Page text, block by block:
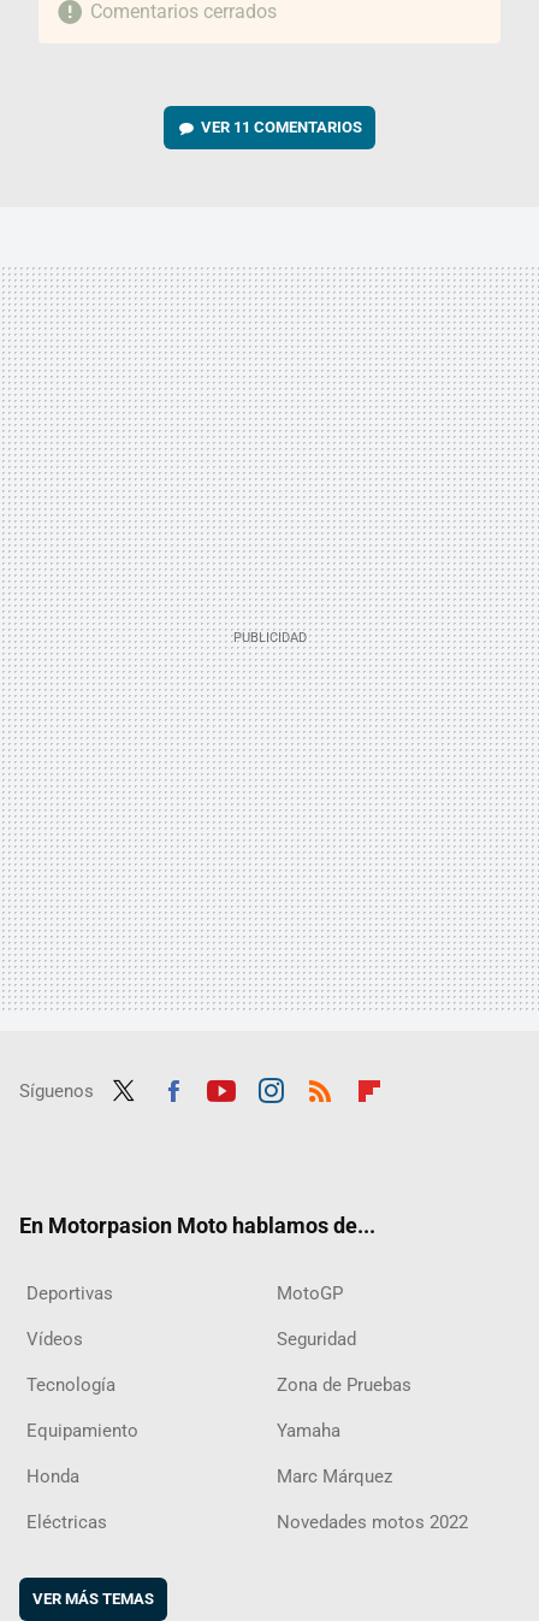
Comentarios cerrados
VER 11 COMENTARIOS
Síguenos
En Motorpasion Moto hablamos de...
Deportivas MotoGP
Vídeos Seguridad
Tecnología Zona de Pruebas
Equipamiento Yamaha
Honda Marc Márquez
Eléctricas Novedades motos 2022
VER MÁS TEMAS